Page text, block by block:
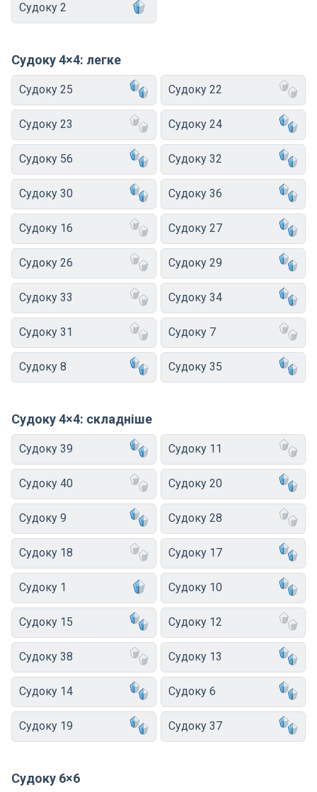
Судоку 2
Судоку 4×4: легке
Судоку 25 Судоку 22
Судоку 23 Судоку 24
Судоку 56 Судоку 32
Судоку 30 Судоку 36
Судоку 16 Судоку 27
Судоку 26 Судоку 29
Судоку 33 Судоку 34
Судоку 31 Судоку 7
Судоку 8 Судоку 35
Судоку 4×4: складніше
Судоку 39 Судоку 11
Судоку 40 Судоку 20
Судоку 9 Судоку 28
Судоку 18 Судоку 17
Судоку 1 Судоку 10
Судоку 15 Судоку 12
Судоку 38 Судоку 13
Судоку 14 Судоку 6
Судоку 19 Судоку 37
Судоку 6×6